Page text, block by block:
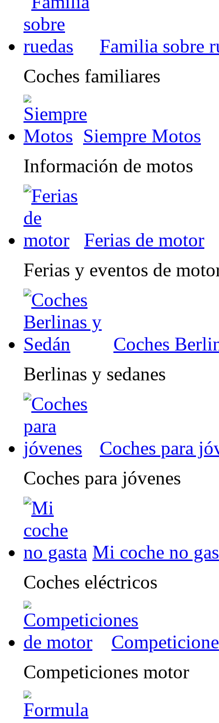
Familia sobre
Coches familiares
Siempre Motos
Información de motos
Ferias de motor
Ferias y eventos de
Coches
Berlinas y sedanes
Coches para
Coches para jóvenes
Mi coche no
Coches eléctricos
Competiciones motor